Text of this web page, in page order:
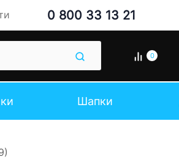
0 800 33 13 21
0
Шапки